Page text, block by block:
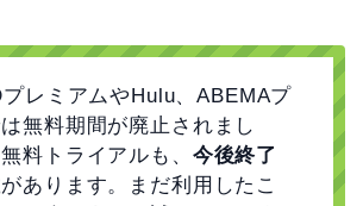
レミアムやHulu、ABEMAプ
無料期間が廃止されまし
料トライアルも、 今後終了
があります。まだ利用したこ